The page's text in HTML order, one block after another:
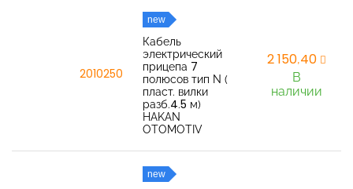
2010250
new
Кабель
электрический
прицепа 7
полюсов тип N (
пласт. вилки
разб.4.5 м)
HAKAN
OTOMOTIV
2 150,40
В
наличии
new